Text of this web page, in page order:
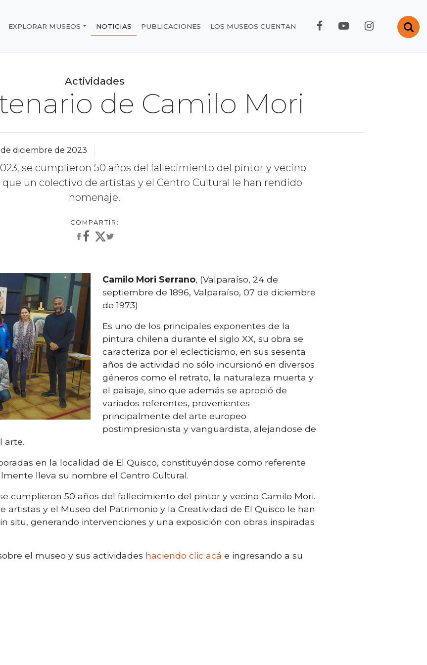
EXPLORAR MUSEOS NOTICIAS PUBLICACIONES LOS MUSEOS CUENTAN FACEBOOK RMC
YOUTUBE RMC
Actividades
de Camilo Mori
de diciembre de 2023
se cumplieron 50 años del fallecimiento del pintor y vecino
un colectivo de artistas y el Centro Cultural le han rendido
homenaje.
Camilo Mori Serrano, (Valparaíso, 24 de
septiembre de 1896, Valparaíso, 07 de diciembre
de 1973)
Es uno de los principales exponentes de la
pintura chilena durante el siglo XX, su obra se
caracteriza por el eclecticismo, en sus sesenta
años de actividad no sólo incursionó en diversos
géneros como el retrato, la naturaleza muerta y
el paisaje, sino que además se apropió de
variados referentes, provenientes
principalmente del arte europeo
postimpresionista y vanguardista, alejandose de
arte.
en la localidad de El Quisco, constituyéndose como referente
lleva su nombre el Centro Cultural.
cumplieron 50 años del fallecimiento del pintor y vecino Camilo Mori.
artistas y el Museo del Patrimonio y la Creatividad de El Quisco le han
situ, generando intervenciones y una exposición con obras inspiradas
el museo y sus actividades haciendo clic acá e ingresando a su